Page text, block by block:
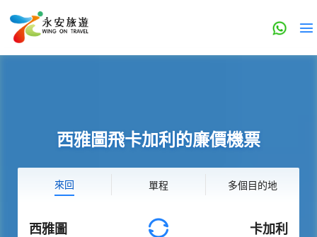
西雅圖飛卡加利的廉價機票
來回 單程 多個目的地
西雅圖 卡加利